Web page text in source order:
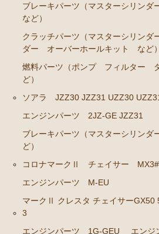
エンジンパーツ 1G-EU
エンジンパーツ（ガスケット類）
エンジンパーツ（マウント 他
ンカップリング ホース類 な
ブレーキパーツ（マスターシリ
ト ホース など）
ーズシリンダー オーバーホー
ステアリングパーツ（各種リペ
ツ ラックエンド タイロッド
ブレーキパーツ（マスターシリン
など）
クラッチパーツ（マスターシリンダ
ダー オーバーホールキット など）
燃料パーツ（ポンプ フィルター
ど）
ソアラ JZZ30 JZZ31 UZZ30
エンジンパーツ 2JZ-GE JZZ31
ブレーキパーツ（マスターシリ
ど）
コロナマークⅡ チェイサー MX3#
エンジンパーツ M-EU
マークⅡ クレスタ チェイサーGX50
3
エンジンパーツ 1G-GEU
エン